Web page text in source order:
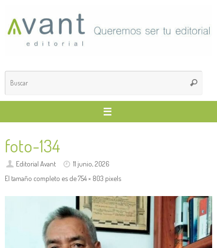
contenido
Buscar
foto-134
Editorial Avant
11 junio, 2026
El tamaño completo es de754 × 803 pixels